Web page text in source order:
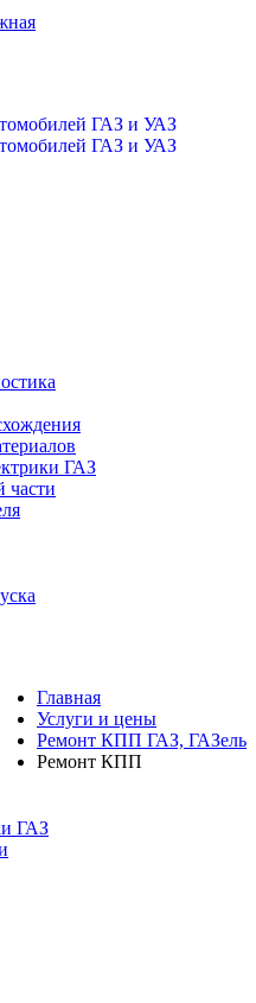
ГАЗ
части
Главная
Услуги и цены
Ремонт КПП ГАЗ, ГАЗель
Ремонт КПП
ГАЗ